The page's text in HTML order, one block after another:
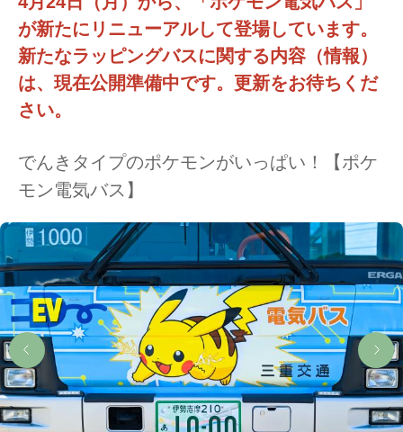
が新たにリニューアルして登場しています。
新たなラッピングバスに関する内容（情報）
は、現在公開準備中です。更新をお待ちくだ
さい。
でんきタイプのポケモンがいっぱい！【ポケ
モン電気バス】